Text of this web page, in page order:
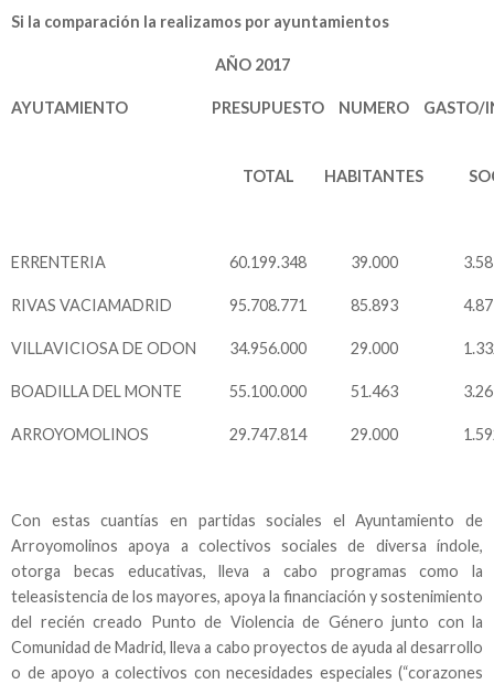
Si la comparación la realizamos por ayuntamientos
AÑO 2017
AYUTAMIENTO PRESUPUESTO NUMERO GASTO/
TOTAL HABITANTES
ERRENTERIA 60.199.348 39.000
RIVAS VACIAMADRID 95.708.771 85.893
VILLAVICIOSA DE ODON 34.956.000 29.000
BOADILLA DEL MONTE 55.100.000 51.463
ARROYOMOLINOS 29.747.814 29.000
Con estas cuantías en partidas sociales el Ayuntamiento de
Arroyomolinos apoya a colectivos sociales de diversa índole,
otorga becas educativas, lleva a cabo programas como la
teleasistencia de los mayores, apoya la financiación y sostenimiento
del recién creado Punto de Violencia de Género junto con la
Comunidad de Madrid, lleva a cabo proyectos de ayuda al desarrollo
o de apoyo a colectivos con necesidades especiales (“corazones